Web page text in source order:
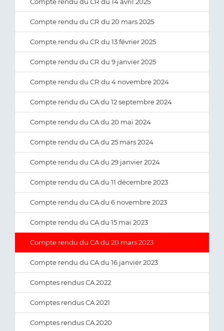
Compte rendu du CR du 20 mars 2025
Compte rendu du CR du 13 février 2025
Compte rendu du CR du 9 janvier 2025
Compte rendu du CR du 4 novembre 2024
Compte rendu du CA du 12 septembre 2024
Compte rendu du CA du 20 mai 2024
Compte rendu du CA du 25 mars 2024
Compte rendu du CA du 29 janvier 2024
Compte rendu du CA du 11 décembre 2023
Compte rendu du CA du 6 novembre 2023
Compte rendu du CA du 15 mai 2023
Compte rendu du CA du 20 mars 2023
Compte rendu du CA du 16 janvier 2023
Comptes rendus CA 2022
Comptes rendus CA 2021
Comptes rendus CA 2020